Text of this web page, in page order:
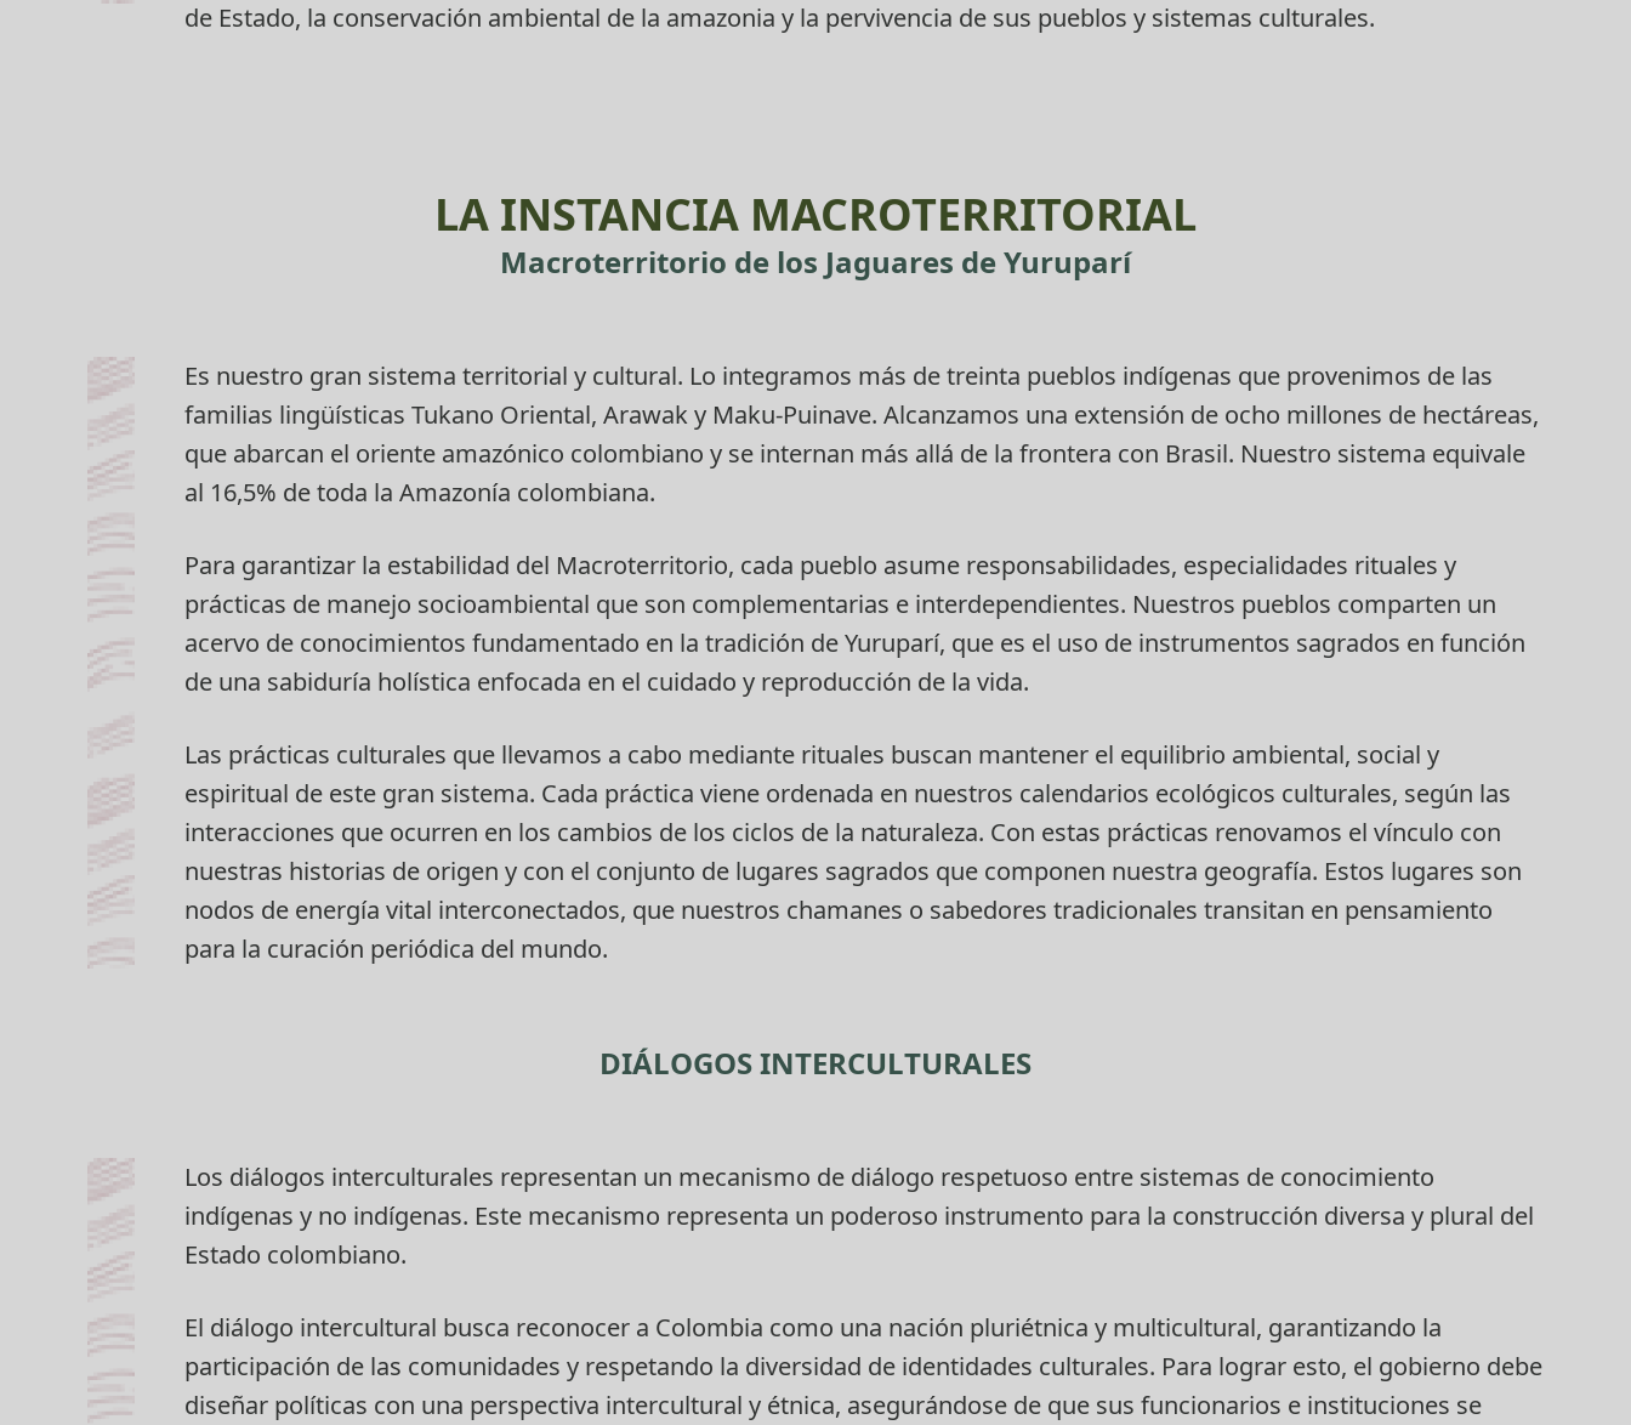
de Estado, la conservación ambiental de la amazonia y la pervivencia de sus pueblos y sistemas culturales.
LA INSTANCIA MACROTERRITORIAL
Macroterritorio de los Jaguares de Yuruparí
Es nuestro gran sistema territorial y cultural. Lo integramos más de treinta pueblos indígenas que provenimos de las
familias lingüísticas Tukano Oriental, Arawak y Maku-Puinave. Alcanzamos una extensión de ocho millones de hectáreas,
que abarcan el oriente amazónico colombiano y se internan más allá de la frontera con Brasil. Nuestro sistema equivale
al 16,5% de toda la Amazonía colombiana.
Para garantizar la estabilidad del Macroterritorio, cada pueblo asume responsabilidades, especialidades rituales y
prácticas de manejo socioambiental que son complementarias e interdependientes. Nuestros pueblos comparten un
acervo de conocimientos fundamentado en la tradición de Yuruparí, que es el uso de instrumentos sagrados en función
de una sabiduría holística enfocada en el cuidado y reproducción de la vida.
Las prácticas culturales que llevamos a cabo mediante rituales buscan mantener el equilibrio ambiental, social y
espiritual de este gran sistema. Cada práctica viene ordenada en nuestros calendarios ecológicos culturales, según las
interacciones que ocurren en los cambios de los ciclos de la naturaleza. Con estas prácticas renovamos el vínculo con
nuestras historias de origen y con el conjunto de lugares sagrados que componen nuestra geografía. Estos lugares son
nodos de energía vital interconectados, que nuestros chamanes o sabedores tradicionales transitan en pensamiento
para la curación periódica del mundo.
DIÁLOGOS INTERCULTURALES
Los diálogos interculturales representan un mecanismo de diálogo respetuoso entre sistemas de conocimiento
indígenas y no indígenas. Este mecanismo representa un poderoso instrumento para la construcción diversa y plural del
Estado colombiano.
El diálogo intercultural busca reconocer a Colombia como una nación pluriétnica y multicultural, garantizando la
participación de las comunidades y respetando la diversidad de identidades culturales. Para lograr esto, el gobierno debe
diseñar políticas con una perspectiva intercultural y étnica, asegurándose de que sus funcionarios e instituciones se